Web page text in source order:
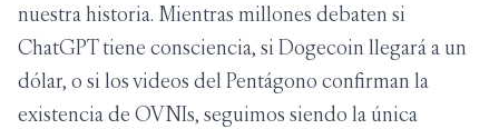
nuestra historia. Mientras millones debaten si
ChatGPT tiene consciencia, si Dogecoin llegará a un
dólar, o si los videos del Pentágono confirman la
existencia de OVNIs, seguimos siendo la única